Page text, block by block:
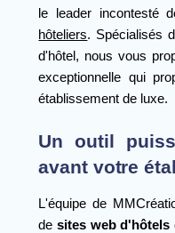
le leader incontesté
hôteliers. Spécialisés
d'hôtel, nous vous
exceptionnelle qui
établissement de luxe.
Un outil
avant votre
L'équipe de
desites web d'hôtels